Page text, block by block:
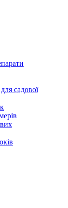
садової